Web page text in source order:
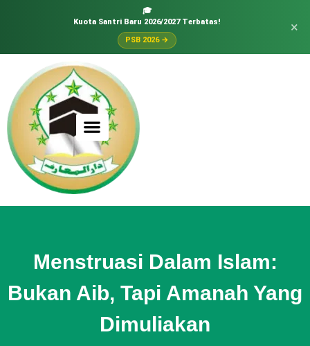
🎓
Kuota Santri Baru 2026/2027 Terbatas!
PSB 2026 →
×
Menstruasi Dalam Islam:
Bukan Aib, Tapi Amanah Yang
Dimuliakan